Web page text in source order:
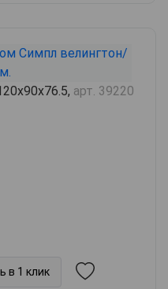
арт. 39220
в 1 клик